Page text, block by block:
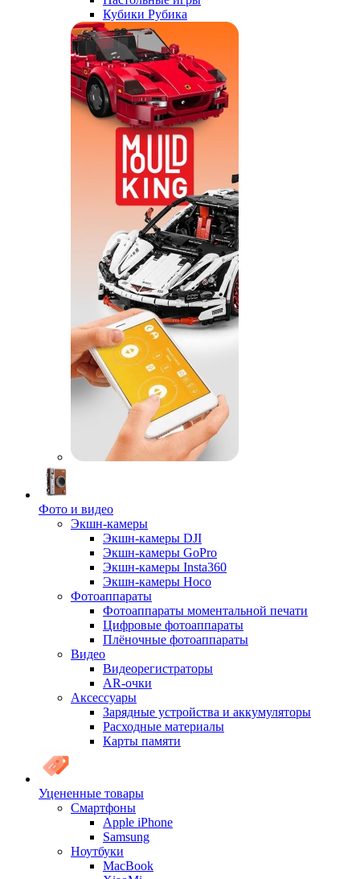
Кубики Рубика
Фото и видео
Экшн-камеры
Экшн-камеры DJI
Экшн-камеры GoPro
Экшн-камеры Insta360
Экшн-камеры Hoco
Фотоаппараты
Фотоаппараты моментальной печати
Цифровые фотоаппараты
Плёночные фотоаппараты
Видео
Видеорегистраторы
AR-очки
Аксессуары
Зарядные устройства и аккумуляторы
Расходные материалы
Карты памяти
Уцененные товары
Cмартфоны
Apple iPhone
Samsung
Ноутбуки
MacBook